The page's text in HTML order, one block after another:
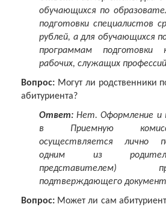
обучающихся по
подготовки специалистов
рублей, а для обучающихся
программам подготовки
рабочих, служащих
Вопрос: Могут ли родственники
абитуриента?
Ответ: Нет. Оформление и
в Приемную
осуществляется лично
одним из
представителем)
подтверждающего
Вопрос: Может ли сам